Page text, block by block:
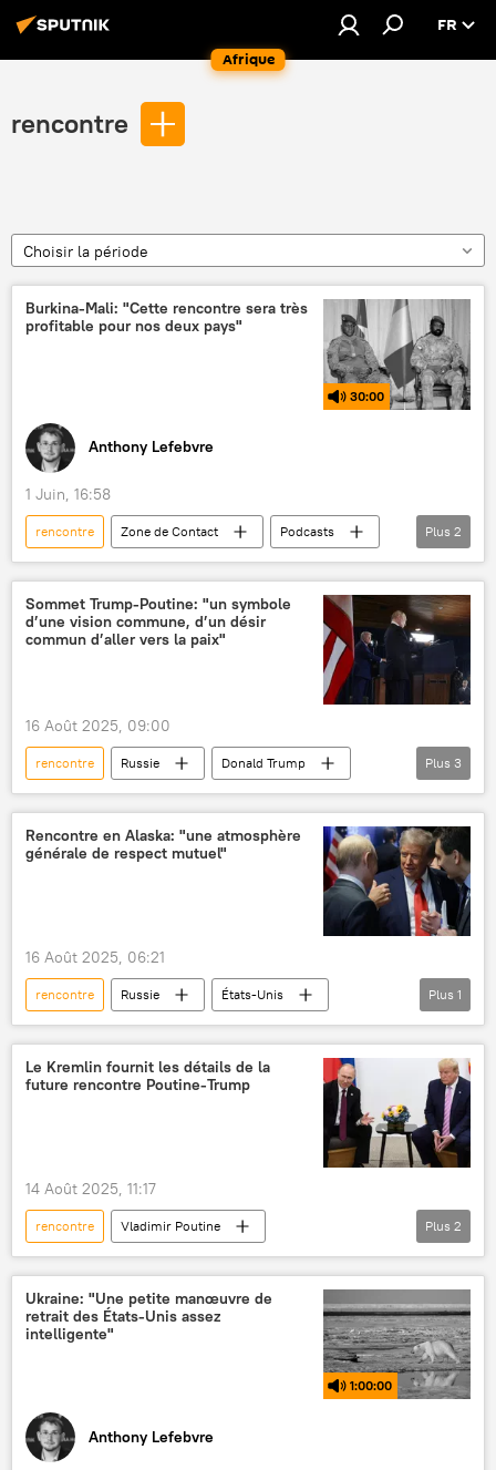
Afrique
FR
rencontre
Choisir la période
Burkina-Mali: "Cette rencontre sera très
profitable pour nos deux pays"
30:00
Anthony Lefebvre
1 Juin, 16:58
rencontre Zone de Contact
Podcasts
Mali
Burkina Faso
Plus 2
Sommet Trump-Poutine: "un symbole
d’une vision commune, d’un désir
commun d’aller vers la paix"
16 Août 2025, 09:00
rencontre Russie
Donald Trump
États-Unis
Vladimir Poutine Alaska
Plus 3
Rencontre en Alaska: "une atmosphère
générale de respect mutuel"
16 Août 2025, 06:21
rencontre Russie
États-Unis
Alaska
Plus 1
Le Kremlin fournit les détails de la
future rencontre Poutine-Trump
14 Août 2025, 11:17
rencontre
Vladimir Poutine
Donald Trump
Alaska sommet
Plus 2
Ukraine: "Une petite manœuvre de
retrait des États-Unis assez
intelligente"
1:00:00
Anthony Lefebvre